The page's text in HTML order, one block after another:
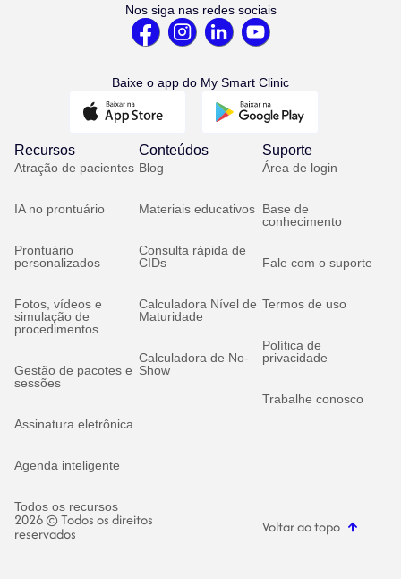
Nos siga nas redes sociais
Baixe o app do My Smart Clinic
Recursos
Atração de pacientes
IA no prontuário
Prontuário
personalizados
Fotos, vídeos e
simulação de
procedimentos
Gestão de pacotes e
sessões
Assinatura eletrônica
Agenda inteligente
Todos os recursos
Conteúdos
Blog
Materiais educativos
Consulta rápida de
CIDs
Calculadora Nível de
Maturidade
Calculadora de No-
Show
Suporte
Área de login
Base de
conhecimento
Fale com o suporte
Termos de uso
Política de
privacidade
Trabalhe conosco
2026 © Todos os direitos
reservados Voltar ao topo